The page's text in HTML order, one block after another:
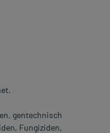
gentechnisch
Fungiziden,